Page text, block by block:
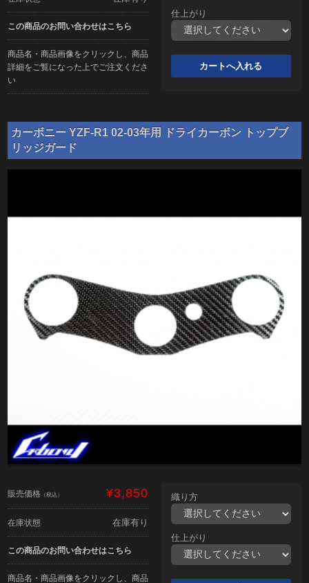
この商品のお問い合わせはこちら
商品名・商品画像をクリックし、商品
詳細をご覧になった上でご注文くださ
い
仕上がり
カーボニー YZF-R1 02-03年用 ドライカーボン トップブ
リッジガード
販売価格 （税込） ¥3,850
在庫状態 在庫有り
この商品のお問い合わせはこちら
商品名・商品画像をクリックし、商品
織り方
仕上がり